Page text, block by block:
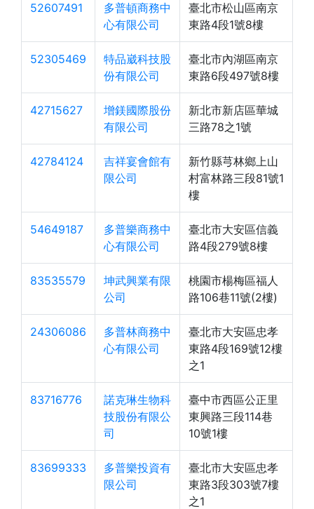
52607491
多普頓商務中
心有限公司
臺北市松山區南京
東路4段1號8樓
52305469
特品崴科技股
份有限公司
臺北市內湖區南京
東路6段497號8樓
42715627
增鎂國際股份
有限公司
新北市新店區華城
三路78之1號
42784124
吉祥宴會館有
限公司
新竹縣芎林鄉上山
村富林路三段81號1
樓
54649187
多普樂商務中
心有限公司
臺北市大安區信義
路4段279號8樓
83535579
坤武興業有限
公司
桃園市楊梅區福人
路106巷11號(2樓)
24306086
多普林商務中
心有限公司
臺北市大安區忠孝
東路4段169號12樓
之1
83716776
諾克琳生物科
技股份有限公
司
臺中市西區公正里
東興路三段114巷
10號1樓
83699333
多普樂投資有
限公司
臺北市大安區忠孝
東路3段303號7樓
之1